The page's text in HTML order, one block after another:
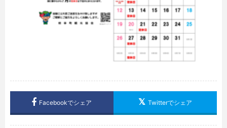
Facebookでシェア Twitterでシェア